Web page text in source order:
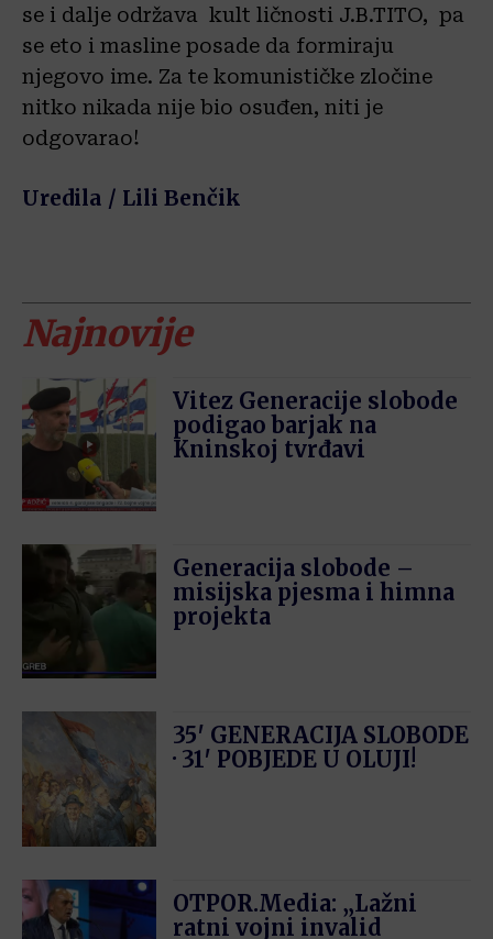
se i dalje održava kult ličnosti J.B.TITO, pa
se eto i masline posade da formiraju
njegovo ime. Za te komunističke zločine
nitko nikada nije bio osuđen, niti je
odgovarao!
Uredila / Lili Benčik
Najnovije
Vitez Generacije slobode
podigao barjak na
Kninskoj tvrđavi
Generacija slobode –
misijska pjesma i himna
projekta
35′ GENERACIJA SLOBODE
· 31′ POBJEDE U OLUJI!
OTPOR.Media: „Lažni
ratni vojni invalid